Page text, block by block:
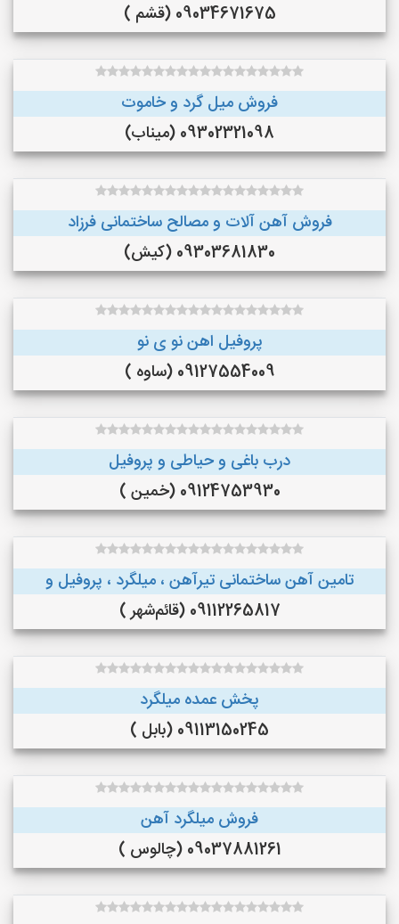
09034671675 (قشم )
فروش میل گرد و خاموت
09302321098 (میناب)
فروش آهن آلات و مصالح ساختمانی فرزاد
09303681830 (کیش)
پروفیل اهن نو ی نو
09127554009 (ساوه )
درب باغی و حیاطی و پروفیل
09124753930 (خمین )
تامین آهن ساختمانی تیرآهن ، میلگرد ، پروفیل و
09112265817 (قائم‌شهر )
پخش عمده میلگرد
09113150245 (بابل )
فروش میلگرد آهن
09037881261 (چالوس )